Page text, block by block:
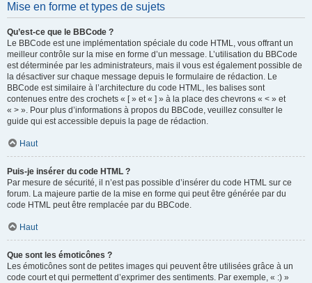
Mise en forme et types de sujets
Qu’est-ce que le BBCode ?
Le BBCode est une implémentation spéciale du code HTML, vous offrant un
meilleur contrôle sur la mise en forme d’un message. L’utilisation du BBCode
est déterminée par les administrateurs, mais il vous est également possible de
la désactiver sur chaque message depuis le formulaire de rédaction. Le
BBCode est similaire à l’architecture du code HTML, les balises sont
contenues entre des crochets « [ » et « ] » à la place des chevrons « < » et
« > ». Pour plus d’informations à propos du BBCode, veuillez consulter le
guide qui est accessible depuis la page de rédaction.
Haut
Puis-je insérer du code HTML ?
Par mesure de sécurité, il n’est pas possible d’insérer du code HTML sur ce
forum. La majeure partie de la mise en forme qui peut être générée par du
code HTML peut être remplacée par du BBCode.
Haut
Que sont les émoticônes ?
Les émoticônes sont de petites images qui peuvent être utilisées grâce à un
code court et qui permettent d’exprimer des sentiments. Par exemple, « :) »